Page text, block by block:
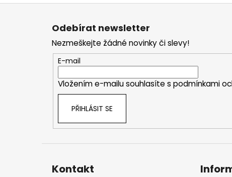
Odebírat newsletter
Nezmeškejte žádné novinky či slevy!
E-mail
Vložením e-mailu souhlasíte s podmínkami
PŘIHLÁSIT SE
Kontakt